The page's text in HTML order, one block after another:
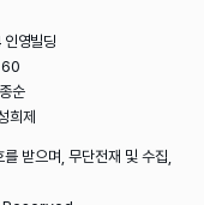
인영빌딩
순
희제
받으며, 무단전재 및 수집,